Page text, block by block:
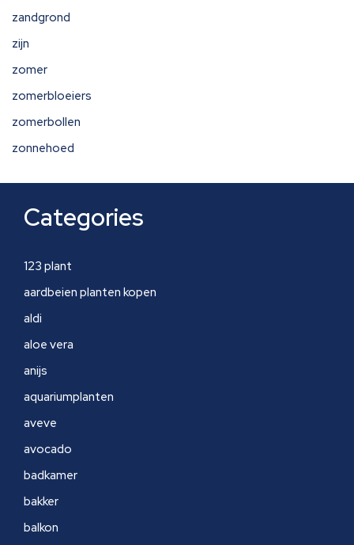
zandgrond
zijn
zomer
zomerbloeiers
zomerbollen
zonnehoed
Categories
123 plant
aardbeien planten kopen
aldi
aloe vera
anijs
aquariumplanten
aveve
avocado
badkamer
bakker
balkon